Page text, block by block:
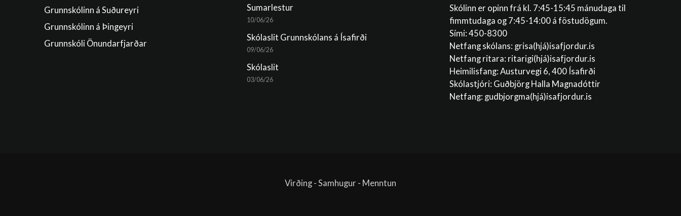
Grunnskólinn á Suðureyri
Grunnskólinn á Þingeyri
Grunnskóli Önundarfjarðar
Sumarlestur
10/06/26
Skólaslit Grunnskólans á Ísafirði
09/06/26
Skólaslit
03/06/26
Skólinn er opinn frá kl. 7:45-15:45 mánudaga til
fimmtudaga og 7:45-14:00 á föstudögum.
Sími: 450-8300
Netfang skólans: grisa(hjá)isafjordur.is
Netfang ritara: ritarigi(hjá)isafjordur.is
Heimilisfang: Austurvegi 6, 400 Ísafirði
Skólastjóri: Guðbjörg Halla Magnadóttir
Netfang: gudbjorgma(hjá)isafjordur.is
Virðing - Samhugur - Menntun